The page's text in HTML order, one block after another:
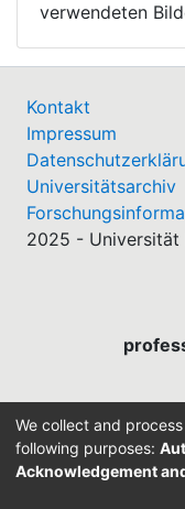
verwendeten
Kontakt
Impressum
Universitätsarchiv
2025 - Universität
Built withDSpace-
We collect and
following purposes:
Acknowledgement